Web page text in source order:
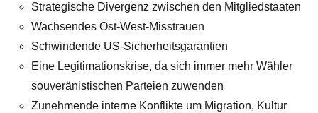
Strategische Divergenz zwischen den Mitgliedstaaten
Wachsendes Ost-West-Misstrauen
Schwindende US-Sicherheitsgarantien
Eine Legitimationskrise, da sich immer mehr Wähler
souveränistischen Parteien zuwenden
Zunehmende interne Konflikte um Migration, Kultur